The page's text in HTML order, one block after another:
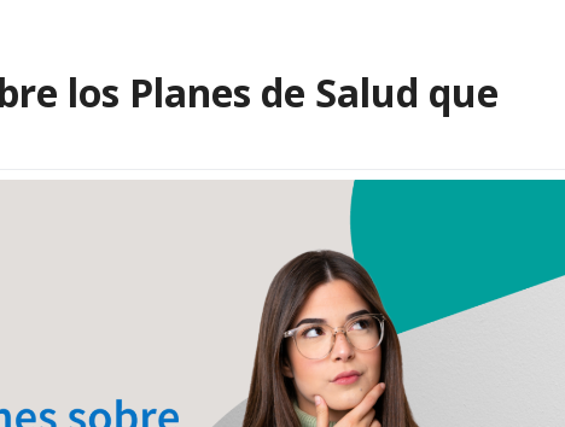
los Planes de Salud que